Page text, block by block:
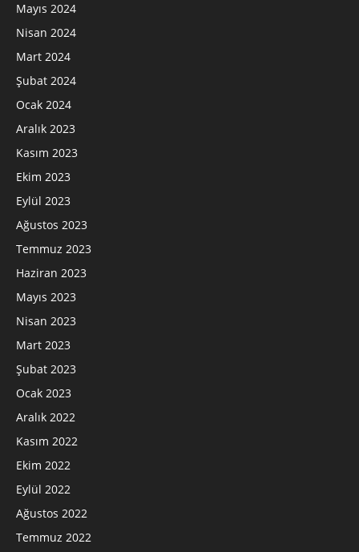
Mayıs 2024
Nisan 2024
Mart 2024
Şubat 2024
Ocak 2024
Aralık 2023
Kasım 2023
Ekim 2023
Eylül 2023
Ağustos 2023
Temmuz 2023
Haziran 2023
Mayıs 2023
Nisan 2023
Mart 2023
Şubat 2023
Ocak 2023
Aralık 2022
Kasım 2022
Ekim 2022
Eylül 2022
Ağustos 2022
Temmuz 2022